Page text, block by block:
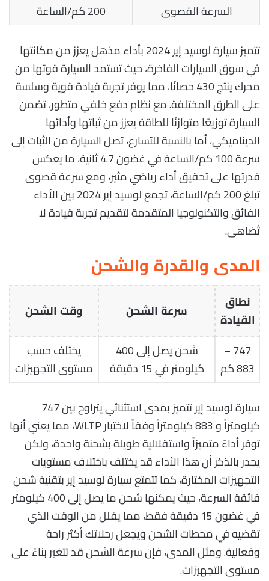
السرعة القصوى
200 كم/الساعة
تتميز سيارة لوسيد إير 2024 بأداء مذهل يعزز من مكانتها
في سوق السيارات الفاخرة، حيث تستمد السيارة قوتها من
محرك ينتج 430 حصانًا، مما يوفر تجربة قيادة قوية وسلسة
على الطرق المختلفة. مع نظام دفع خلفي متطور، تضمن
السيارة توزيعًا متوازنًا للطاقة يعزز من ثباتها وأدائها
الديناميكي، أما بالنسبة للتسارع، تصل السيارة من الثبات إلى
سرعة 100 كم/الساعة في غضون 4.7 ثانية، ما يعكس
قدرتها على تحقيق أداء رياضي مثير، ومع سرعة قصوى
تبلغ 200 كم/الساعة، تجمع لوسيد إير 2024 بين الأداء
الفائق والتكنولوجيا المتقدمة لتقديم تجربة قيادة لا
تُضاهى.
المدى والقدرة والشحن
نطاق
القيادة
سرعة الشحن وقت الشحن
747 –
883 كم
شحن يصل إلى 400
كيلومتر في 15 دقيقة
يختلف حسب
مستوى التجهيزات
سيارة لوسيد إير تتميز بمدى استثنائي يتراوح بين 747
كيلومتراً و 883 كيلومتراً وفقاً لاختبار WLTP، مما يعني أنها
توفر أداءً متميزاً واستقلالية طويلة بشحنة واحدة، ولكن
يجدر بالذكر أن هذا الأداء قد يختلف باختلاف مستويات
التجهيزات المختارة، كما تتمتع سيارة لوسيد إير بتقنية شحن
فائقة السرعة، حيث يمكنها شحن ما يصل إلى 400 كيلومتر
في غضون 15 دقيقة فقط، مما يقلل من الوقت الذي
تقضيه في محطات الشحن ويجعل رحلاتك أكثر راحة
وفعالية. ومثل المدى، فإن سرعة الشحن قد تتغير بناءً على
مستوى التجهيزات.